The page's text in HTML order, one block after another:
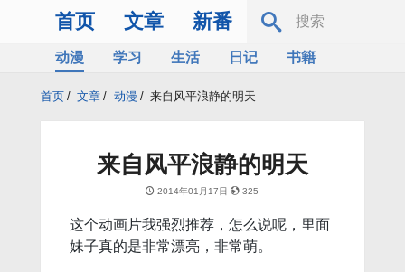
首页 文章 新番
动漫 学习 生活 日记
书籍
首页 / 文章 / 动漫 / 来自风平浪静的明天
来自风平浪静的明天
2014年01月17日 325
这个动画片我强烈推荐，怎么说呢，里面
妹子真的是非常漂亮，非常萌。